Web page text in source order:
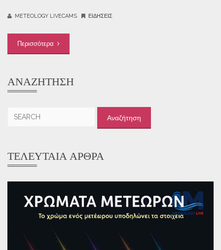
METEOLOGY LIVECAMS ΕΙΔΉΣΕΙΣ
Περισσότερα
ΑΝΑΖΉΤΗΣΗ
ΤΕΛΕΥΤΑΊΑ ΆΡΘΡΑ